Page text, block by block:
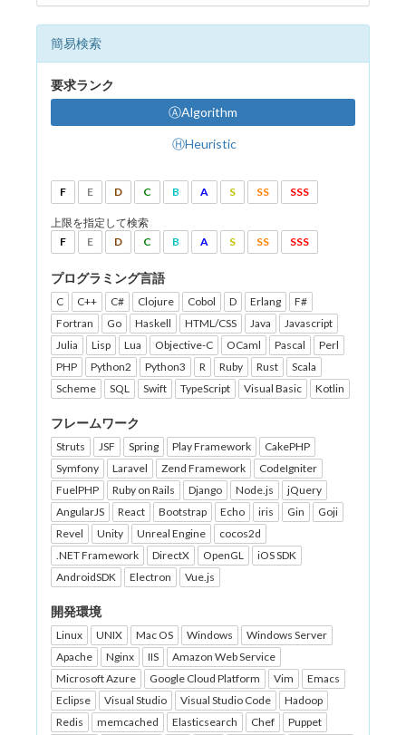
簡易検索
要求ランク
ⒶAlgorithm
ⒽHeuristic
F E D C B A S SS SSS
上限を指定して検索
F
E D C B A S SS SSS
プログラミング言語
C C++ C# Clojure Cobol D Erlang
F#
Fortran
Go Haskell HTML/CSS Java
Javascript
Julia
Lisp Lua Objective-C OCaml Pascal
Perl
PHP
Python2 Python3 R Ruby Rust
Scala
Scheme
SQL Swift TypeScript Visual Basic Kotlin
フレームワーク
Struts JSF Spring Play Framework
CakePHP
Symfony
Laravel Zend Framework
CodeIgniter
FuelPHP
Ruby on Rails Django Node.js
jQuery
AngularJS
React Bootstrap Echo iris Gin
Goji
Revel
Unity Unreal Engine
cocos2d
.NET Framework
DirectX OpenGL
iOS SDK
AndroidSDK
Electron Vue.js
開発環境
Linux UNIX Mac OS Windows
Windows Server
Apache
Nginx IIS
Amazon Web Service
Microsoft Azure
Google Cloud Platform Vim
Emacs
Eclipse
Visual Studio Visual Studio Code
Hadoop
Redis
memcached Elasticsearch Chef
Puppet